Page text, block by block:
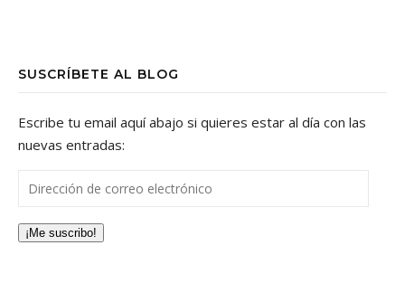
SUSCRÍBETE AL BLOG
Escribe tu email aquí abajo si quieres estar al día con las
nuevas entradas:
Dirección de correo electrónico
¡Me suscribo!